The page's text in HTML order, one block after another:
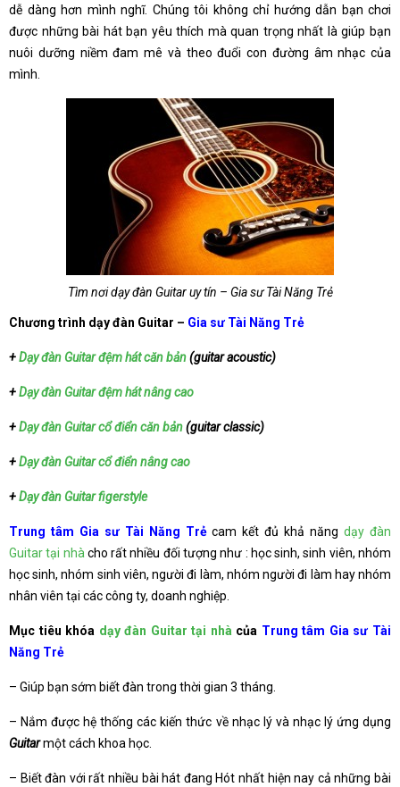
dễ dàng hơn mình nghĩ. Chúng tôi không chỉ hướng dẫn bạn chơi
được những bài hát bạn yêu thích mà quan trọng nhất là giúp bạn
nuôi dưỡng niềm đam mê và theo đuổi con đường âm nhạc của
mình.
Tìm nơi dạy đàn Guitar uy tín – Gia sư Tài Năng Trẻ
Chương trình dạy đàn Guitar – Gia sư Tài Năng Trẻ
+Dạy đàn Guitar đệm hát căn bản(guitar acoustic)
+Dạy đàn Guitar đệm hát nâng cao
+Dạy đàn Guitar cổ điển căn bản(guitar classic)
+Dạy đàn Guitar cổ điển nâng cao
+Dạy đàn Guitar figerstyle
Trung tâm Gia sư Tài Năng Trẻcam kết đủ khả năngdạy đàn
Guitar tại nhà cho rất nhiều đối tượng như : học sinh, sinh viên, nhóm
học sinh, nhóm sinh viên, người đi làm, nhóm người đi làm hay nhóm
nhân viên tại các công ty, doanh nghiệp.
Mục tiêu khóa dạy đàn Guitar tại nhà của Trung tâm Gia sư Tài
Năng Trẻ
– Giúp bạn sớm biết đàn trong thời gian 3 tháng.
– Nắm được hệ thống các kiến thức về nhạc lý và nhạc lý ứng dụng
Guitarmột cách khoa học.
– Biết đàn với rất nhiều bài hát đang Hót nhất hiện nay cả những bài